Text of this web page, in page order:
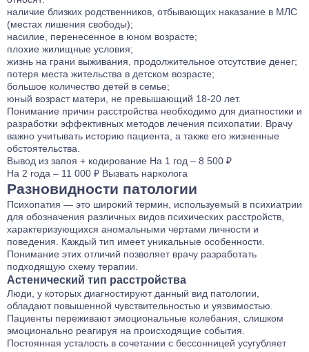
наличие близких родственников, отбывающих наказание в МЛС
(местах лишения свободы);
насилие, перенесенное в юном возрасте;
плохие жилищные условия;
жизнь на грани выживания, продолжительное отсутствие денег;
потеря места жительства в детском возрасте;
большое количество детей в семье;
юный возраст матери, не превышающий 18-20 лет.
Понимание причин расстройства необходимо для диагностики и
разработки эффективных методов лечения психопатии. Врачу
важно учитывать историю пациента, а также его жизненные
обстоятельства.
Вывод из запоя + кодирование На 1 год – 8 500 ₽
На 2 года – 11 000 ₽ Вызвать нарколога
Разновидности патологии
Психопатия — это широкий термин, используемый в психиатрии
для обозначения различных видов психических расстройств,
характеризующихся аномальными чертами личности и
поведения. Каждый тип имеет уникальные особенности.
Понимание этих отличий позволяет врачу разработать
подходящую схему терапии.
Астенический тип расстройства
Люди, у которых диагностируют данный вид патологии,
обладают повышенной чувствительностью и уязвимостью.
Пациенты переживают эмоциональные колебания, слишком
эмоционально реагируя на происходящие события.
Постоянная усталость в сочетании с бессонницей усугубляет